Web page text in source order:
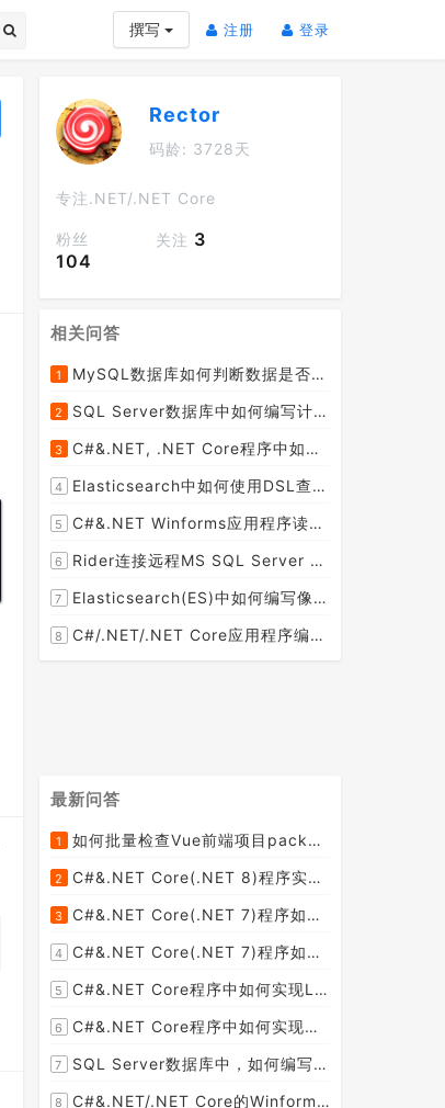
撰写 注册 (current)
登录
Rector
码龄: 3728天
专注.NET/.NET Core
粉丝
104
关注 3
相关问答
1 MySQL数据库如何判断数据是否存在呢？
2 SQL Server数据库中如何编写计算当天数据与前一天数据对比的SQL脚本语句呢？
3 C#&.NET, .NET Core程序中如何使用Linq实现综合类似SQL的LEFT JOIN,SUM和GROUP BY查询语句呢？
4 Elasticsearch中如何使用DSL查询列出索引中的所有字段映射类型关系结构呢？
5 C#&.NET Winforms应用程序读取*.exe.conifg配置文件中数据库配置节点信息，输出到text控件中，可动态修改
6 Rider连接远程MS SQL Server 2019数据库出现JDBC的[08S01]错误如何解决呢？
7 Elasticsearch(ES)中如何编写像SQL脚本中的AND与OR的组合DSL查询语句呢？
8 C#/.NET/.NET Core应用程序编程开发中如何做MySQL数据库的参数化查询呢？
最新问答
1 如何批量检查Vue前端项目package.json文件中dependencies依赖包是否有新版本并且自动升级到最新版本呢？
2 C#&.NET Core(.NET 8)程序实现循环一张纸厚度0.1cm折叠多少次， 高度超过珠穆朗玛峰？
3 C#&.NET Core(.NET 7)程序如何去掉HTML标签中的style格式，只保留标签和文本呢？
4 C#&.NET Core(.NET 7)程序如何去掉HTML内容中的font标签呢？
5 C#&.NET Core程序中如何实现LEFT JOIN两张DataTable并将子表值赋值给主表某列？
6 C#&.NET Core程序中如何实现文件下载显示当前文件的下载进度和下载速度以及暂停下载，取消下载呢？
7 SQL Server数据库中，如何编写SQL语句实现以小时为列统计每小时的订单数量并生成统计数据报表呢？
8 C#&.NET/.NET Core的Winform桌面程序如何通过拖动ListViewItem到某个文件夹，来下载远程文件到该文件夹呢？